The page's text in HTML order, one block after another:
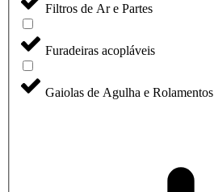
Filtros de Ar e Partes
Furadeiras acopláveis
Gaiolas de Agulha e Rolamentos